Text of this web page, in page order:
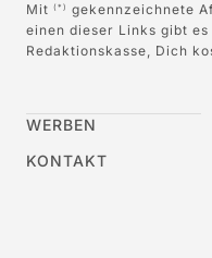
Mit (*)
gekennzeichnete
einen dieser Links gibt
Redaktionskasse, Dich
WERBEN
KONTAKT